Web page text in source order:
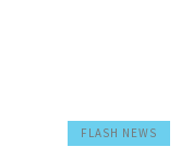
FLASH NEWS